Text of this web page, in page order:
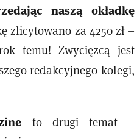
naszą okładkę
zlicytowano za 4250 zł –
temu! Zwycięzcą jest
redakcyjnego kolegi,
to drugi temat –